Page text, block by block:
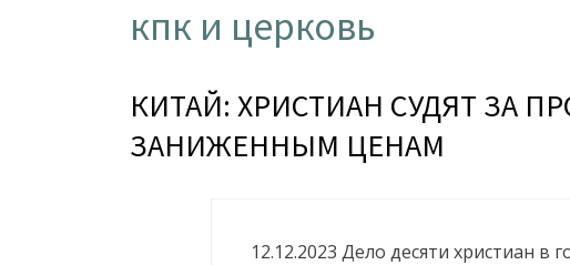
кпк и церковь
КИТАЙ: ХРИСТИАН СУДЯТ ЗА
ЗАНИЖЕННЫМ ЦЕНАМ
12.12.2023 Дело десяти христиан в